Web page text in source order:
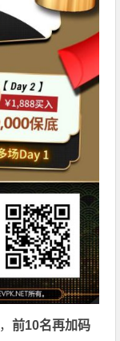
前10名再加码